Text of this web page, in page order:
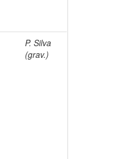
P. Silva
(grav.)